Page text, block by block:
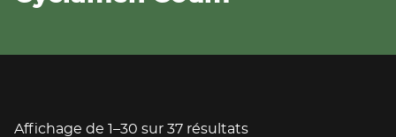
Affichage de 1–30 sur 37 résultats